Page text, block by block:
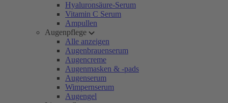
Hyaluronsäure-Serum
Vitamin C Serum
Ampullen
Augenpflege
Alle anzeigen
Augenbrauenserum
Augencreme
Augenmasken & -pads
Augenserum
Wimpernserum
Augengel